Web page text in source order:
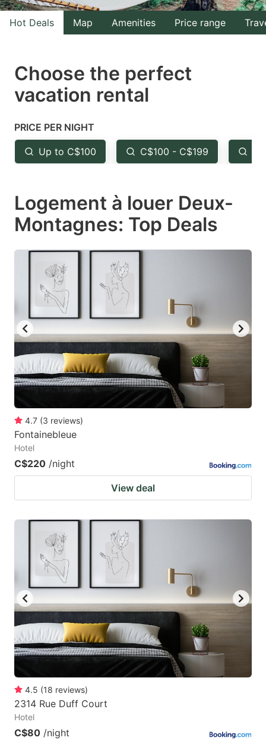
with
the
select
a
Press
the
question
key
to
the
keyboard
shortcuts
for
changing
dates.
with
the
select
the
question
key
to
for
changing
dates.
Hot Deals Map Amenities Price range
Choose the perfect
vacation rental
PRICE PER NIGHT
Up to C$100 C$100 - C$199
Logement à louer Deux-
Montagnes: Top Deals
4.7 (3 reviews)
Fontainebleue
Hotel
C$220 /night
View deal
4.5 (18 reviews)
2314 Rue Duff Court
Hotel
C$80 /night